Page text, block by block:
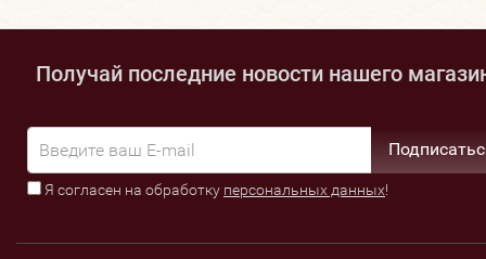
Получай последние новости нашего
Я согласен на обработку персональных данных!